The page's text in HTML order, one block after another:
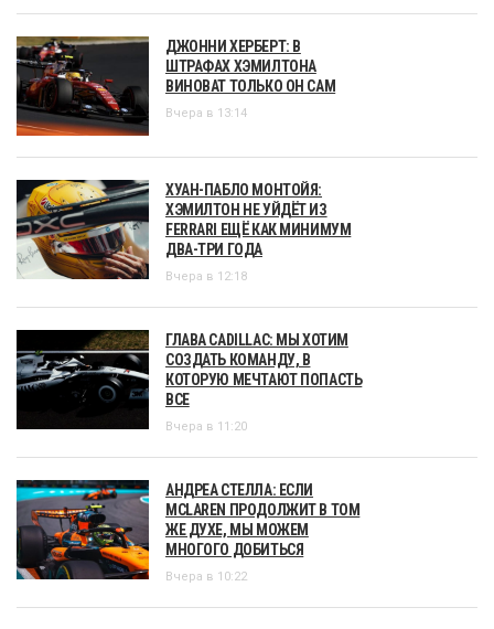
ДЖОННИ ХЕРБЕРТ: В
ШТРАФАХ ХЭМИЛТОНА
ВИНОВАТ ТОЛЬКО ОН САМ
Вчера в 13:14
ХУАН-ПАБЛО МОНТОЙЯ:
ХЭМИЛТОН НЕ УЙДЁТ ИЗ
FERRARI ЕЩЁ КАК МИНИМУМ
ДВА-ТРИ ГОДА
Вчера в 12:18
ГЛАВА CADILLAC: МЫ ХОТИМ
СОЗДАТЬ КОМАНДУ, В
КОТОРУЮ МЕЧТАЮТ ПОПАСТЬ
ВСЕ
Вчера в 11:20
АНДРЕА СТЕЛЛА: ЕСЛИ
MCLAREN ПРОДОЛЖИТ В ТОМ
ЖЕ ДУХЕ, МЫ МОЖЕМ
МНОГОГО ДОБИТЬСЯ
Вчера в 10:22